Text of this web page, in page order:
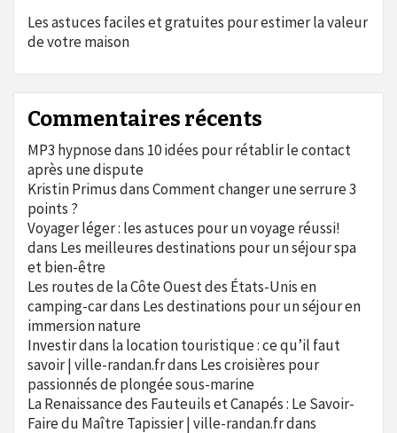
Les astuces faciles et gratuites pour estimer la valeur
de votre maison
Commentaires récents
MP3 hypnosedans 10 idées pour rétablir le contact
après une dispute
Kristin PrimusdansComment changer une serrure 3
points ?
Voyager léger : les astuces pour un voyage réussi!
dans Les meilleures destinations pour un séjour spa
et bien-être
Les routes de la Côte Ouest des États-Unis en
camping-cardans Les destinations pour un séjour en
immersion nature
Investir dans la location touristique : ce qu’il faut
savoir | ville-randan.frdans Les croisières pour
passionnés de plongée sous-marine
La Renaissance des Fauteuils et Canapés : Le Savoir-
Faire du Maître Tapissier | ville-randan.frdans